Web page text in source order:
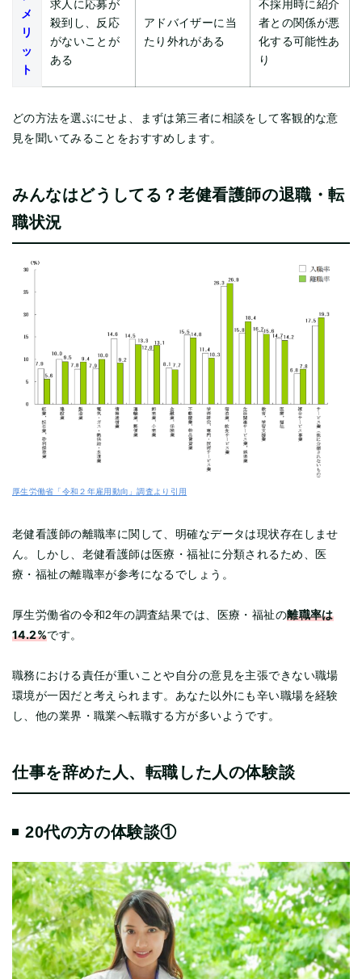
メ
リ
ッ
ト
求人に応募が
殺到し、反応
がないことが
ある
アドバイザーに当
たり外れがある
不採用時に紹介
者との関係が悪
化する可能性あ
り
どの方法を選ぶにせよ、まずは第三者に相談をして客観的な意
見を聞いてみることをおすすめします。
みんなはどうしてる？老健看護師の退職・転
職状況
厚生労働省「令和２年雇用動向」調査より引用
老健看護師の離職率に関して、明確なデータは現状存在しませ
ん。しかし、老健看護師は医療・福祉に分類されるため、医
療・福祉の離職率が参考になるでしょう。
厚生労働省の令和2年の調査結果では、医療・福祉の離職率は
14.2%です。
職務における責任が重いことや自分の意見を主張できない職場
環境が一因だと考えられます。あなた以外にも辛い職場を経験
し、他の業界・職業へ転職する方が多いようです。
仕事を辞めた人、転職した人の体験談
20代の方の体験談①